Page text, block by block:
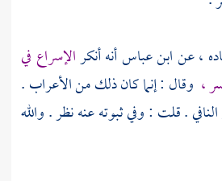
، عنابن عباسأنه أنكرالإسراع في
، وقال : إنما كان ذلك من الأعراب .
. قلت : وفي ثبوته عنه نظر . والله